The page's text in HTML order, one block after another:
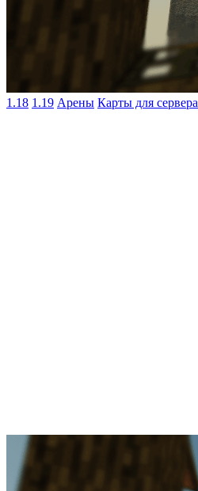
1.18 1.19 Арены Карты для сервера